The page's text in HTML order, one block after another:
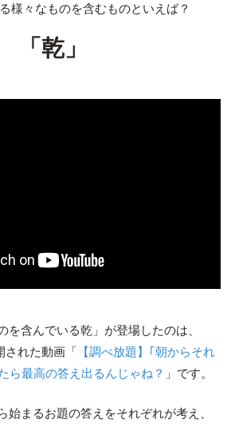
様々なものを含むものといえば？
「乾」
を含んでいる乾」が登場したのは、
された動画「 【調べ放題】｢朝からそれ
ら最高の答え出るんじゃね？ 」です。
始まるお題の答えをそれぞれが考え、